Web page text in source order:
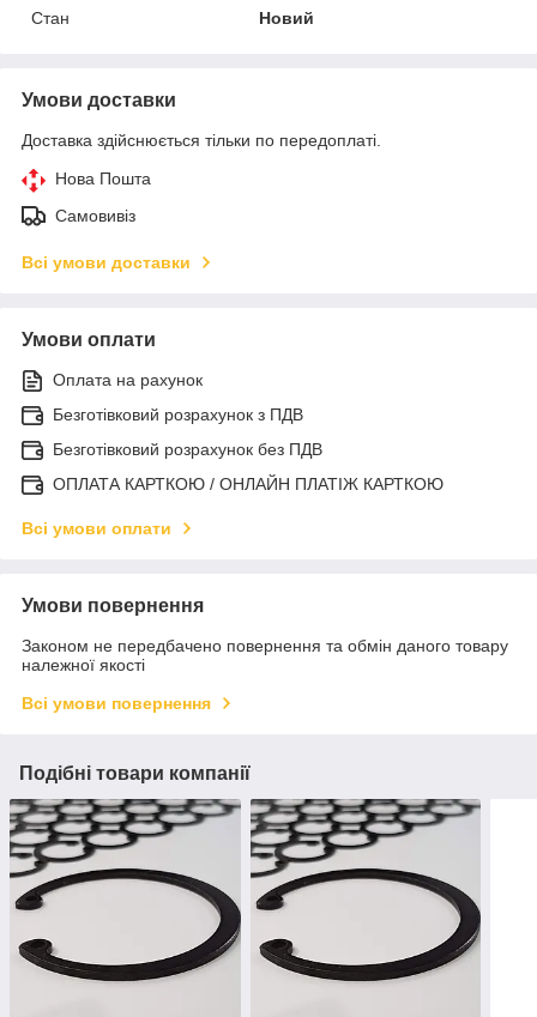
Стан
Новий
Умови доставки
Доставка здійснюється тільки по передоплаті.
Нова Пошта
Самовивіз
Всі умови доставки
Умови оплати
Оплата на рахунок
Безготівковий розрахунок з ПДВ
Безготівковий розрахунок без ПДВ
ОПЛАТА КАРТКОЮ / ОНЛАЙН ПЛАТІЖ КАРТКОЮ
Всі умови оплати
Умови повернення
Законом не передбачено повернення та обмін даного товару
належної якості
Всі умови повернення
Подібні товари компанії